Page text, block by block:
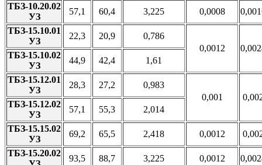
ТБЗ-10.20.02
УЗ
57,1 60,4 3,225 0,0008
ТБЗ-15.10.01
УЗ
22,3 20,9
0,786
0,0012
ТБЗ-15.10.02
УЗ
44,9 42,4
1,61
ТБЗ-15.12.01
УЗ
28,3 27,2
0,983
0,001
ТБЗ-15.12.02
УЗ
57,1 55,3
2,014
ТБЗ-15.15.02
УЗ
69,2 65,5 2,418 0,0012
ТБЗ-15.20.02
93,5 88,7 3,225 0,0012